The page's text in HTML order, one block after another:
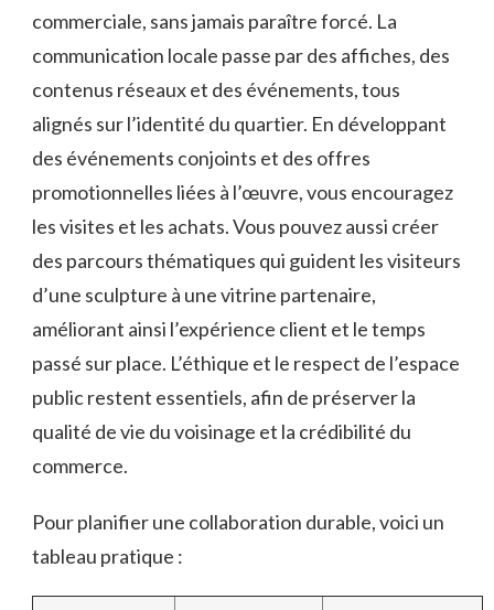
commerciale, sans jamais paraître forcé. La
communication locale passe par des affiches, des
contenus réseaux et des événements, tous
alignés sur l’identité du quartier. En développant
des événements conjoints et des offres
promotionnelles liées à l’œuvre, vous encouragez
les visites et les achats. Vous pouvez aussi créer
des parcours thématiques qui guident les visiteurs
d’une sculpture à une vitrine partenaire,
améliorant ainsi l’expérience client et le temps
passé sur place. L’éthique et le respect de l’espace
public restent essentiels, afin de préserver la
qualité de vie du voisinage et la crédibilité du
commerce.
Pour planifier une collaboration durable, voici un
tableau pratique :